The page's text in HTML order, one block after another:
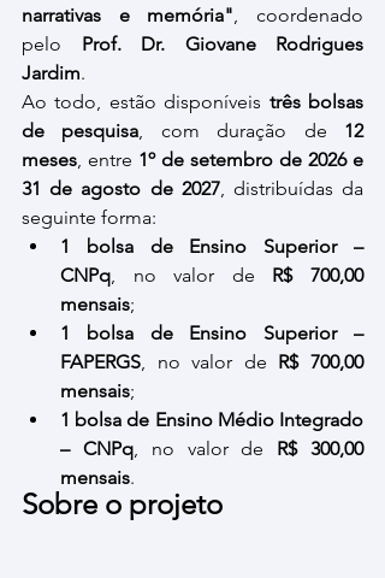
narrativas e memória", coordenado
pelo Prof. Dr. Giovane Rodrigues
Jardim.
Ao todo, estão disponíveis três bolsas
de pesquisa, com duração de 12
meses, entre 1º de setembro de 2026 e
31 de agosto de 2027, distribuídas da
seguinte forma:
1 bolsa de Ensino Superior –
CNPq, no valor de R$ 700,00
mensais;
1 bolsa de Ensino Superior –
FAPERGS, no valor de R$ 700,00
mensais;
1 bolsa de Ensino Médio Integrado
– CNPq, no valor de R$ 300,00
mensais.
Sobre o projeto